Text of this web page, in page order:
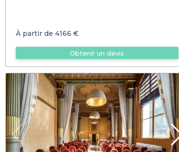
À partir de 4166 €
Obtenir un devis